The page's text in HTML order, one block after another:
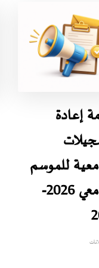
إعادة
للموسم
الجامعي 2026-